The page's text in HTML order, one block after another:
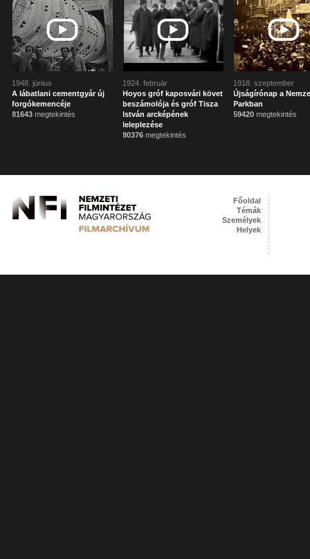
1948. június
A lábatlani cementgyár új
forgókemencéje
81643 megtekintés
1924. február
Hoyos gróf kaposvári követ
beszámolója és gróf Tisza
István arcképének
leleplezése
80376 megtekintés
1918. szeptember
Újságírónap a
Parkban
59420 megtekintés
Főoldal
Témák
Személyek
Helyek